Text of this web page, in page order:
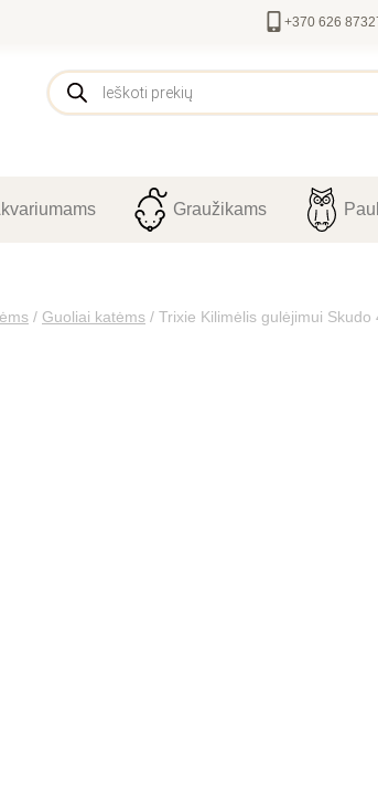
+370 626
Graužikams
/ Guoliai katėms / Trixie Kilimėlis gulėjimui